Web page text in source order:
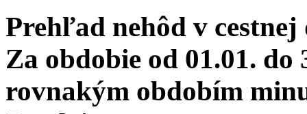
Prehľad nehôd v cestnej
Za obdobie od 01.01. do
rovnakým obdobím